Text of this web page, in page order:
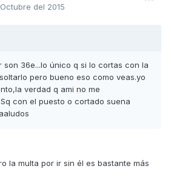
del 2015
son 36e...lo único q si lo cortas con la
pero bueno eso como veas.yo
verdad q ami no me
con el puesto o cortado suena
la multa por ir sin él es bastante más